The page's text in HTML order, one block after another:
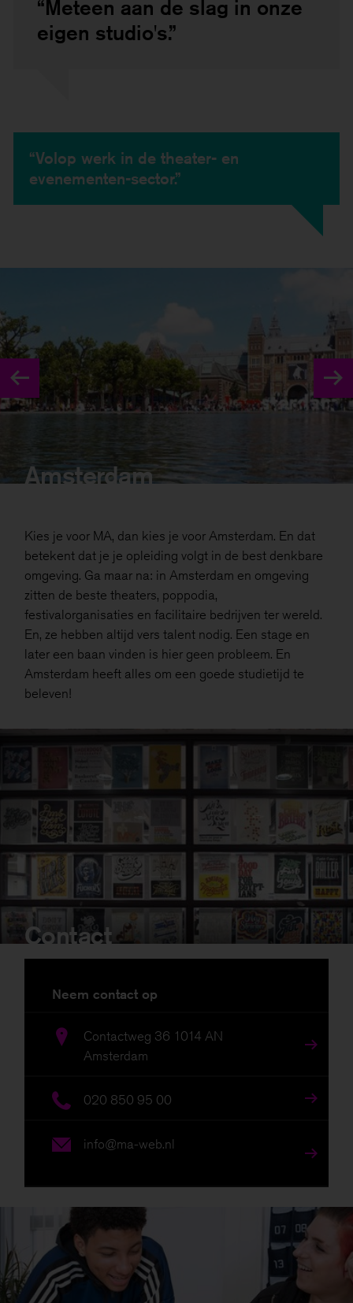
“Meteen aan de slag in onze
eigen studio's.”
“Volop werk in de theater- en
evenementen-sector.”
Amsterdam
Kies je voor MA, dan kies je voor Amsterdam. En dat
betekent dat je je opleiding volgt in de best denkbare
omgeving. Ga maar na: in Amsterdam en omgeving
zitten de beste theaters, poppodia,
festivalorganisaties en facilitaire bedrijven ter wereld.
En, ze hebben altijd vers talent nodig. Een stage en
later een baan vinden is hier geen probleem. En
Amsterdam heeft alles om een goede studietijd te
beleven!
Contact
Neem contact op
Contactweg 36 1014 AN
Amsterdam
020 850 95 00
info@ma-web.nl